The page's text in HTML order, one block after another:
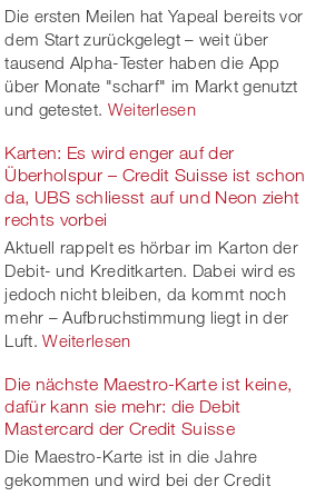
Die ersten Meilen hat Yapeal bereits vor
dem Start zurückgelegt – weit über
tausend Alpha-Tester haben die App
über Monate "scharf" im Markt genutzt
und getestet. Weiterlesen
Karten: Es wird enger auf der
Überholspur – Credit Suisse ist schon
da, UBS schliesst auf und Neon zieht
rechts vorbei
Aktuell rappelt es hörbar im Karton der
Debit- und Kreditkarten. Dabei wird es
jedoch nicht bleiben, da kommt noch
mehr – Aufbruchstimmung liegt in der
Luft. Weiterlesen
Die nächste Maestro-Karte ist keine,
dafür kann sie mehr: die Debit
Mastercard der Credit Suisse
Die Maestro-Karte ist in die Jahre
gekommen und wird bei der Credit